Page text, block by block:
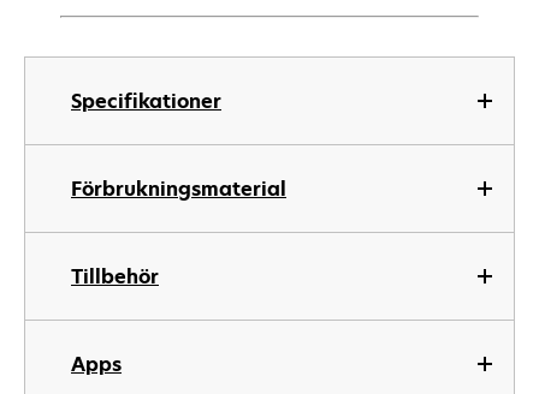
Specifikationer
Förbrukningsmaterial
Tillbehör
Apps